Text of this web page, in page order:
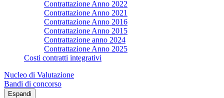
Contrattazione Anno 2022
Contrattazione Anno 2021
Contrattazione Anno 2016
Contrattazione Anno 2015
Contrattazione anno 2024
Contrattazione Anno 2025
Costi contratti integrativi
Nucleo di Valutazione
Bandi di concorso
Espandi